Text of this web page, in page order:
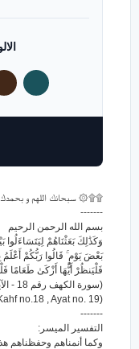
۩۩۞ سبحانك اللهم و
-------
بسم الله الرحمن الرحيم
وَكَذَٰلِكَ بَعَثْنَاهُمْ لِيَتَسَاءَلُوا
بَعْضَ يَوْمٍ ۚ قَالُوا رَبُّكُمْ أَعْلَمُ
فَلْيَنظُرْ أَيُّهَا أَزْكَىٰ طَعَامًا
(سورة الكهف رقم 18 - الآية رقم 19 )
-------
التفسير الميسر:
وكما أنمناهم وحفظناهم